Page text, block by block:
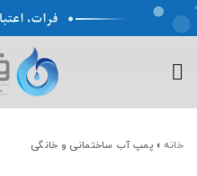
خانه » پمپ آب ساختمانی و خانگی